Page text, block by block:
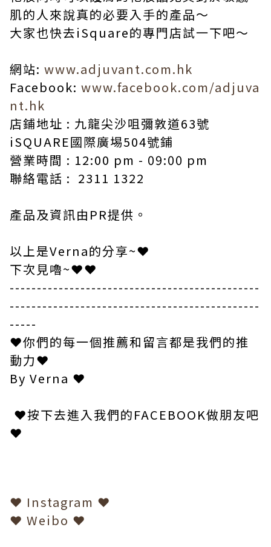
肌的人來說真的必要入手的產品～
大家也快去iSquare的專門店試一下吧～
網站: www.adjuvant.com.hk
Facebook: www.facebook.com/adjuva
nt.hk
店鋪地址 : 九龍尖沙咀彌敦道63號
iSQUARE國際廣埸504號鋪
營業時間 : 12:00 pm - 09:00 pm
聯絡電話 : 2311 1322
產品及資訊由 PR提供 。
以上是Verna的分享~❤
下次見嚕~❤❤
----------------------------------------------
----------------------------------------------
-----
❤你們的每一個推薦和留言都是我們的推
動力❤
By Verna ❤
❤按下去進入我們的FACEBOOK做朋友吧
❤
❤ Instagram ❤
❤ Weibo ❤